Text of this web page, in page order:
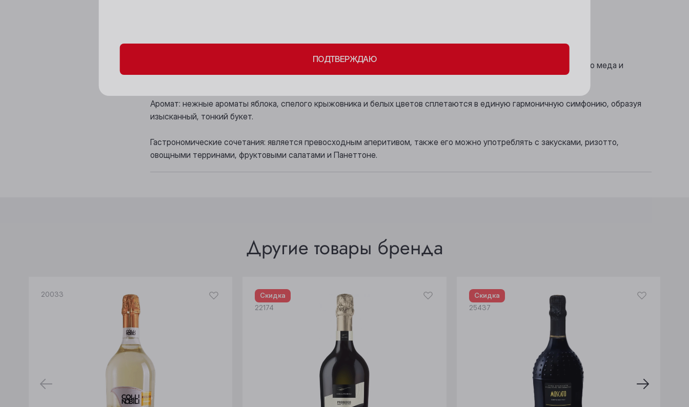
Вкус: легкий, питкий, освежающий, живой, с обилием оттенков желтых фруктов, дополненных тонами цветочного меда и
свежей выпечки.Послевкусие стойкое, с приятной бархатистой текстурой.
Аромат: нежные ароматы яблока, спелого крыжовника и белых цветов сплетаются в единую гармоничную симфонию, образуя
изысканный, тонкий букет.
Гастрономические сочетания: является превосходным аперитивом, также его можно употреблять с закусками, ризотто,
овощными терринами, фруктовыми салатами и Панеттоне.
Другие товары бренда
20033 Скидка
22174
Скидка
25437
Ленинск-Кузнецкий
Прокопьевск
Юрга
ПОДТВЕРЖДАЮ